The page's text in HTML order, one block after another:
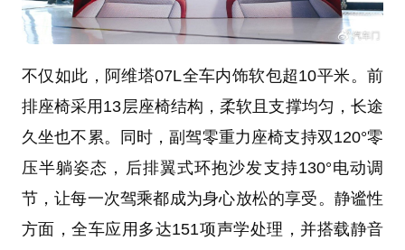
不仅如此，阿维塔07L全车内饰软包超10平米。前
排座椅采用13层座椅结构，柔软且支撑均匀，长途
久坐也不累。同时，副驾零重力座椅支持双120°零
压半躺姿态，后排翼式环抱沙发支持130°电动调
节，让每一次驾乘都成为身心放松的享受。静谧性
方面，全车应用多达151项声学处理，并搭载静音